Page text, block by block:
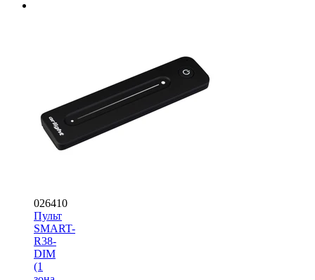
026410
Пульт
SMART-
R38-
DIM
(1